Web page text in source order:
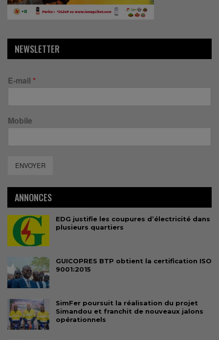
NEWSLETTER
E-mail *
Mobile
ENVOYER
ANNONCES
EDG justifie les coupures d’électricité dans
plusieurs quartiers
GUICOPRES BTP obtient la certification ISO
9001:2015
SimFer poursuit la réalisation du projet
Simandou et franchit de nouveaux jalons
opérationnels